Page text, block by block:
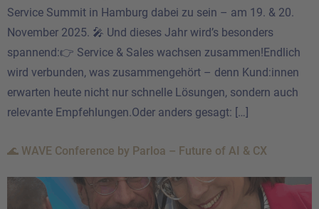
Service Summit in Hamburg dabei zu sein – am 19. & 20.
November 2025. 🎤 Und dieses Jahr wird’s besonders
spannend:👉 Service & Sales wachsen zusammen!Endlich
wird verbunden, was zusammengehört – denn Kund:innen
erwarten heute nicht nur schnelle Lösungen, sondern auch
relevante Empfehlungen.Oder anders gesagt: […]
🌊 WAVE Conference by Parloa – Future of AI & CX